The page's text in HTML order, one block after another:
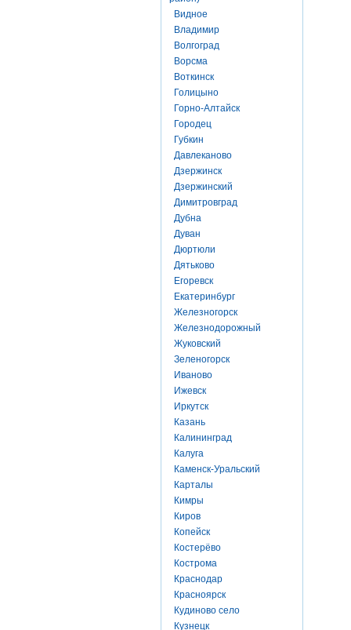
Видное
Владимир
Волгоград
Ворсма
Воткинск
Голицыно
Горно-Алтайск
Городец
Губкин
Давлеканово
Дзержинск
Дзержинский
Димитровград
Дубна
Дуван
Дюртюли
Дятьково
Егоревск
Екатеринбург
Железногорск
Железнодорожный
Жуковский
Зеленогорск
Иваново
Ижевск
Иркутск
Казань
Калининград
Калуга
Каменск-Уральский
Карталы
Кимры
Киров
Копейск
Костерёво
Кострома
Краснодар
Красноярск
Кудиново село
Кузнецк